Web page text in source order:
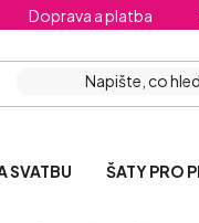
Doprava a platba
SVATBU ŠATY PRO